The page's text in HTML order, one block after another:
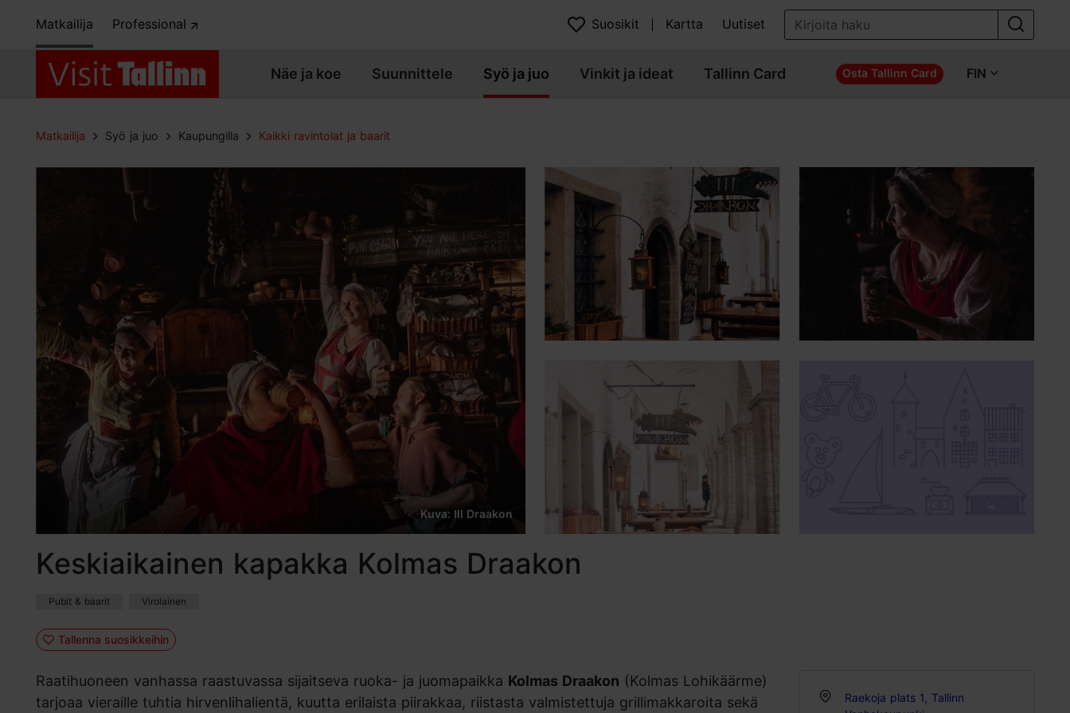
Matkailija Professional Suosikit Kartta Uutiset
Näe ja koe Suunnittele Syö ja juo Vinkit ja ideat Tallinn Card Osta Tallinn Card FIN
Matkailija Syö ja juo Kaupungilla Kaikki ravintolat ja baarit
Kuva: III Draakon
Keskiaikainen kapakka Kolmas Draakon
Pubit & baarit Virolainen
Tallenna suosikkeihin
Raatihuoneen vanhassa raastuvassa sijaitseva ruoka- ja juomapaikka Kolmas Draakon (Kolmas Lohikäärme)
tarjoaa vieraille tuhtia hirvenlihalientä, kuutta erilaista piirakkaa, riistasta valmistettuja grillimakkaroita sekä
Raekoja plats 1, Tallinn